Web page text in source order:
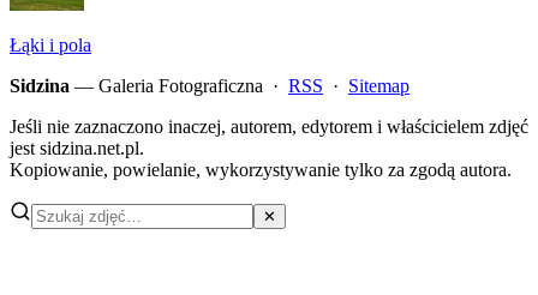
Łąki i pola
Sidzina — Galeria Fotograficzna · RSS · Sitemap
Jeśli nie zaznaczono inaczej, autorem, edytorem i właścicielem zdjęć
jest sidzina.net.pl.
Kopiowanie, powielanie, wykorzystywanie tylko za zgodą autora.
✕